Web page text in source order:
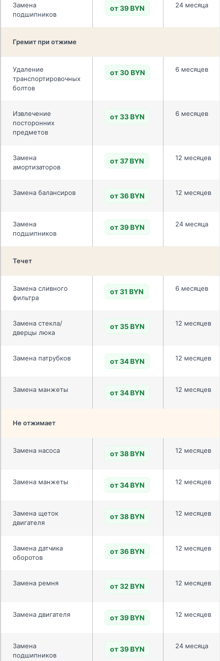
Замена
подшипников
от 39 BYN 24 месяца
Гремит при отжиме
Удаление
транспортировочных
болтов
от 30 BYN 6 месяцев
Извлечение
посторонних
предметов
от 33 BYN 6 месяцев
Замена
амортизаторов
от 37 BYN 12 месяцев
Замена балансиров от 36 BYN 12 месяцев
Замена
подшипников
от 39 BYN 24 месяца
Течет
Замена сливного
фильтра
от 31 BYN 6 месяцев
Замена стекла/
дверцы люка
от 35 BYN 12 месяцев
Замена патрубков от 34 BYN 12 месяцев
Замена манжеты от 34 BYN 12 месяцев
Не отжимает
Замена насоса от 38 BYN 12 месяцев
Замена манжеты от 34 BYN 12 месяцев
Замена щеток
двигателя
от 38 BYN 12 месяцев
Замена датчика
оборотов
от 36 BYN 12 месяцев
Замена ремня от 32 BYN 12 месяцев
Замена двигателя от 39 BYN 12 месяцев
Замена
подшипников
от 39 BYN 24 месяца